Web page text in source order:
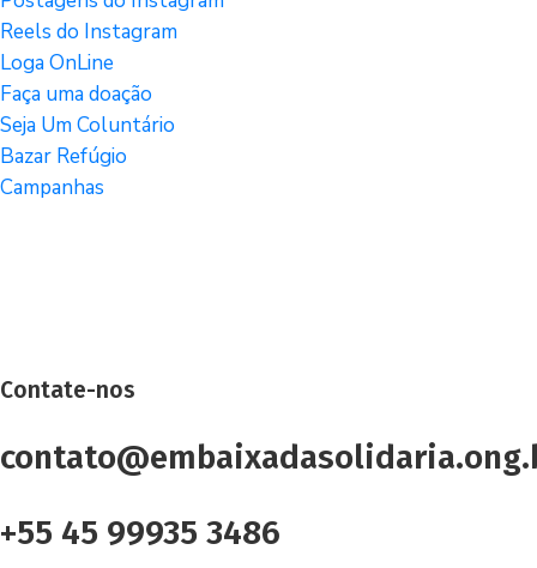
Reels do Instagram
Loga OnLine
Faça uma doação
Seja Um Coluntário
Bazar Refúgio
Campanhas
Contate-nos
+55 45 99935 3486